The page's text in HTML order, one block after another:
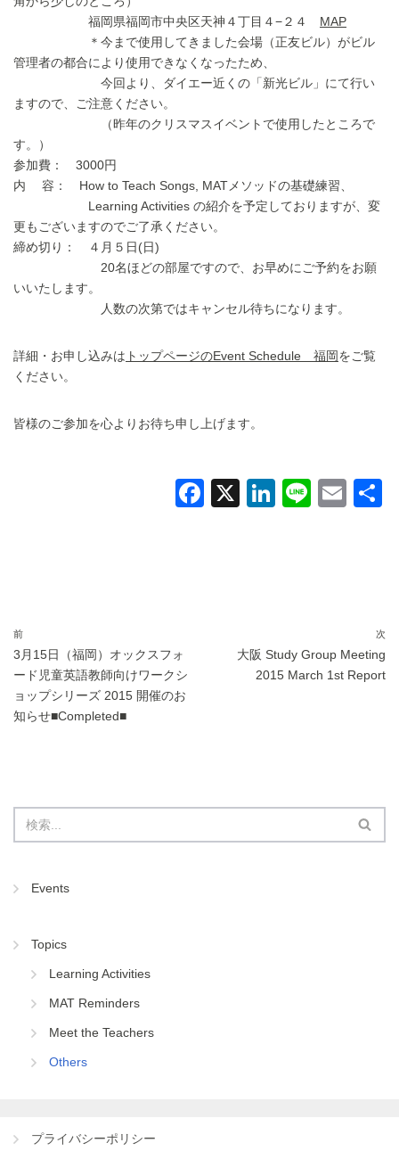
福岡県福岡市中央区天神４丁目４−２４ MAP
＊今まで使用してきました会場（正友ビル）がビル
管理者の都合により使用できなくなったため、
今回より、ダイエー近くの「新光ビル」にて行い
ますので、ご注意ください。
（昨年のクリスマスイベントで使用したところで
す。）
参加費： 3000円
内 容： How to Teach Songs, MATメソッドの基礎練習、
Learning Activities の紹介を予定しておりますが、変
更もございますのでご了承ください。
締め切り： ４月５日(日)
20名ほどの部屋ですので、お早めにご予約をお願
いいたします。
人数の次第ではキャンセル待ちになります。
詳細・お申し込みは トップページのEvent Schedule 福岡をご覧
ください。
皆様のご参加を心よりお待ち申し上げます。
F
X Li Li
E
前
3月15日（福岡）オックスフォ
ード児童英語教師向けワークシ
ョップシリーズ 2015 開催のお
知らせ■Completed■
次
大阪 Study Group Meeting
2015 March 1st Report
Events
Topics
Learning Activities
MAT Reminders
Meet the Teachers
Others
プライバシーポリシー